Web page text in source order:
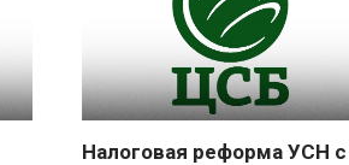
до 6000 руб.
Налоговая реформа УСН с